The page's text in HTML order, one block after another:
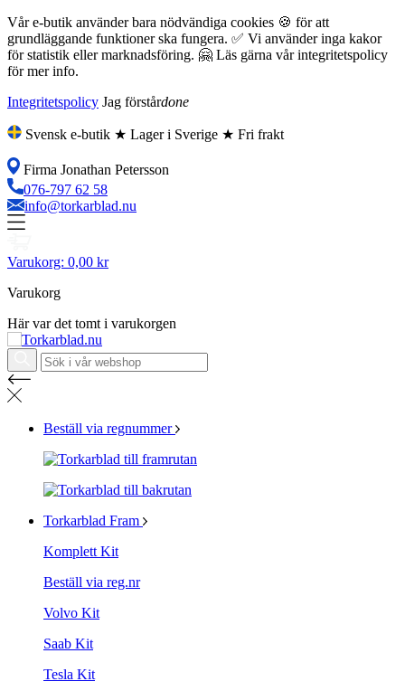
Vår e-butik använder bara nödvändiga cookies 🍪 för att
grundläggande funktioner ska fungera. ✅ Vi använder inga kakor
för statistik eller marknadsföring. 🤗 Läs gärna vår integritetspolicy
för mer info.
Integritetspolicy Jag förstårdone
Svensk e-butik ★ Lager i Sverige ★ Fri frakt
Firma Jonathan Petersson
076-797 62 58
info@torkarblad.nu
Varukorg: 0,00 kr
Varukorg
Här var det tomt i varukorgen
Beställ via regnummer
Torkarblad Fram
Komplett Kit
Beställ via reg.nr
Volvo Kit
Saab Kit
Tesla Kit